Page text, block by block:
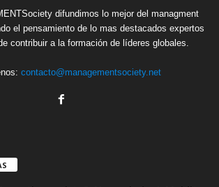
difundimos lo mejor del managment
el pensamiento de lo mas destacados expertos
contribuir a la formación de líderes globales.
contacto@managementsociety.net